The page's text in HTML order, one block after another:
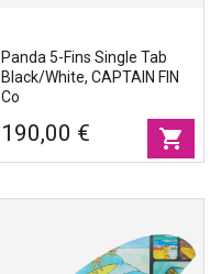
Panda 5-Fins Single Tab
Black/white, CAPTAIN FIN
Co
190,00 € shopping_cart